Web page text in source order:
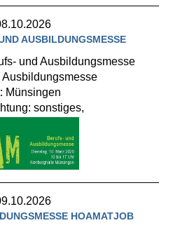
AUSBILDUNGSMESSE
und Ausbildungsmesse
Ausbildungsmesse
Münsingen
sonstiges,
HOAMATJOB